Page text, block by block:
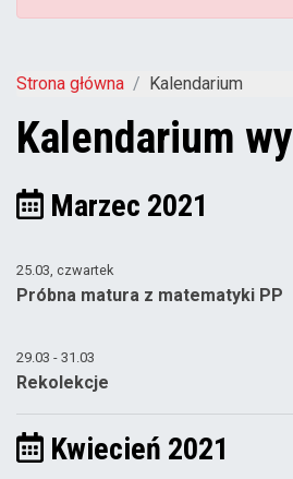
Strona główna Kalendarium
Kalendarium
Marzec 2021
25.03, czwartek
Próbna matura z matematyki PP
29.03 - 31.03
Rekolekcje
Kwiecień 2021